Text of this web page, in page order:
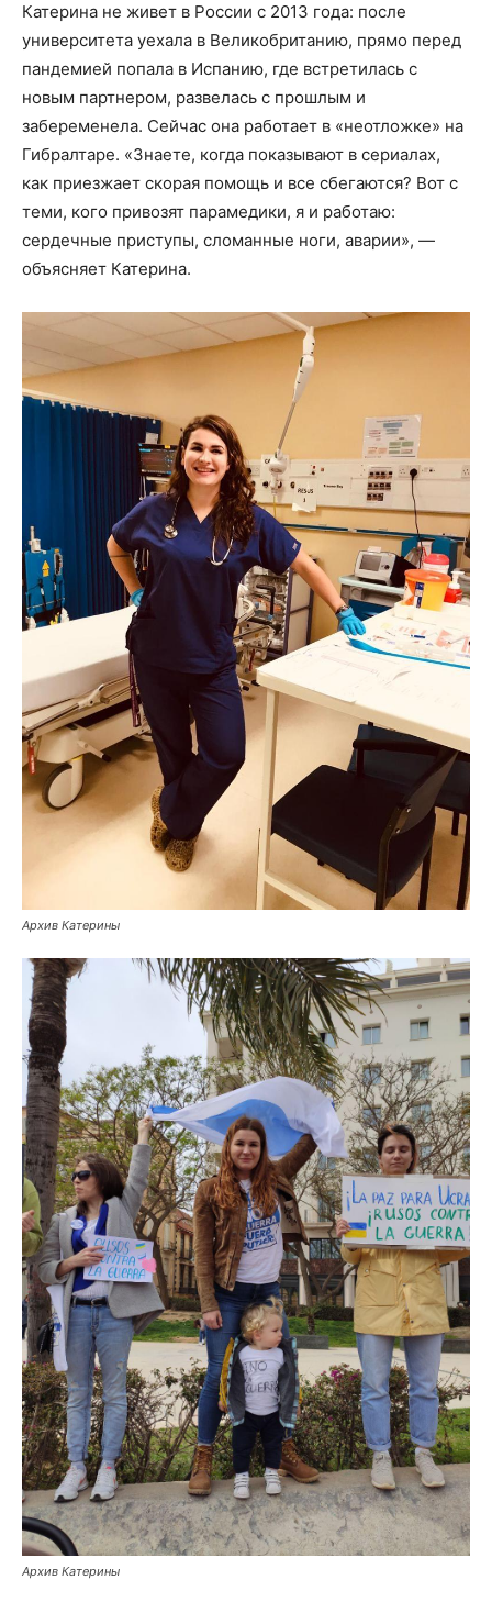
Катерина не живет в России с 2013 года: после
университета уехала в Великобританию, прямо перед
пандемией попала в Испанию, где встретилась с
новым партнером, развелась с прошлым и
забеременела. Сейчас она работает в «неотложке» на
Гибралтаре. «Знаете, когда показывают в сериалах,
как приезжает скорая помощь и все сбегаются? Вот с
теми, кого привозят парамедики, я и работаю:
сердечные приступы, сломанные ноги, аварии», —
объясняет Катерина.
Архив Катерины
Архив Катерины